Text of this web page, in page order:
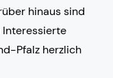
hinaus sind
Pfalz herzlich